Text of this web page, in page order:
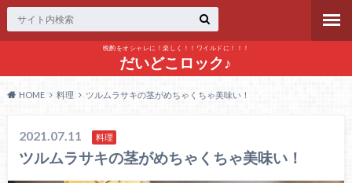
晩酌をオシャレに！楽しく！！ワイルドに！！！
だいどこロック♪
HOME 料理 ツルムラサキの茎がめちゃくちゃ美味い！
2021.07.11 料理
ツルムラサキの茎がめちゃくちゃ美味い！